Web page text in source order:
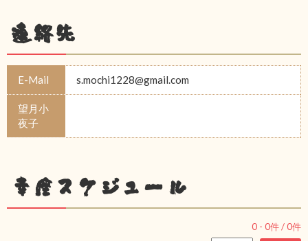
連絡先
E-Mail s.mochi1228@gmail.com
望月小
夜子
幸座スケジュール
0 - 0件 /0件